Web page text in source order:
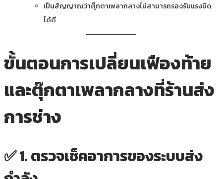
เป็นสัญญาณว่าตุ๊กตาเพลากลางไม่สามารถรองรับแรงบิด
ได้ดี
ขั้นตอนการเปลี่ยนเฟืองท้าย
และตุ๊กตาเพลากลางที่ร้านส่ง
การช่าง
✅1. ตรวจเช็คอาการของระบบส่ง